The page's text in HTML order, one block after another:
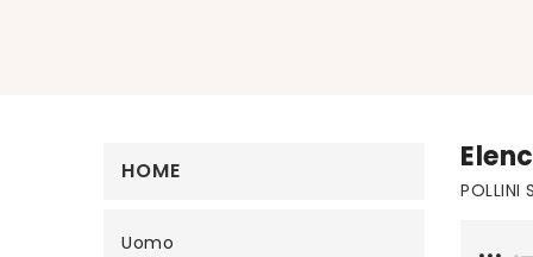
HOME
Uomo
POLLINI